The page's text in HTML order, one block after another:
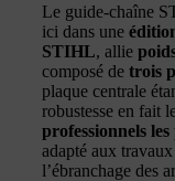
Le guide-chaîne
ici dans une
STIHL, allie
composé de trois
plaque centrale
robustesse en fait
professionnels
adapté aux
l’ébranchage des